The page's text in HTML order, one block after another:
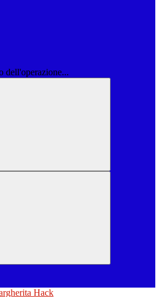
dell'operazione...